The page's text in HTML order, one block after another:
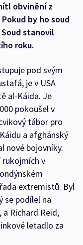
obvinění z
by ho soud
stanovil
roku.
pod svým
je v USA
al-Káida. Je
pokoušel v
tábor pro
a afghánský
nové bojovníky.
rukojmích v
extremistů. Byl
se podílel na
a Richard Reid,
letadlo za